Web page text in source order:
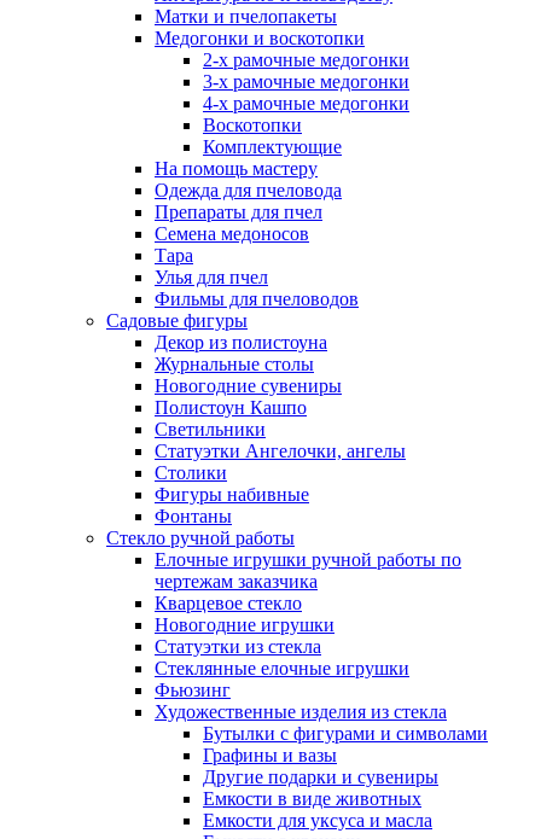
Матки и пчелопакеты
Медогонки и воскотопки
2-х рамочные медогонки
3-х рамочные медогонки
4-х рамочные медогонки
Воскотопки
Комплектующие
На помощь мастеру
Одежда для пчеловода
Препараты для пчел
Семена медоносов
Тара
Улья для пчел
Фильмы для пчеловодов
Садовые фигуры
Декор из полистоуна
Журнальные столы
Новогодние сувениры
Полистоун Кашпо
Светильники
Статуэтки Ангелочки, ангелы
Столики
Фигуры набивные
Фонтаны
Стекло ручной работы
Елочные игрушки ручной работы по
чертежам заказчика
Кварцевое стекло
Новогодние игрушки
Статуэтки из стекла
Стеклянные елочные игрушки
Фьюзинг
Художественные изделия из стекла
Бутылки с фигурами и символами
Графины и вазы
Другие подарки и сувениры
Емкости в виде животных
Емкости для уксуса и масла